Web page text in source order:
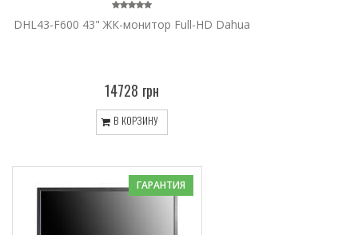
DHL43-F600 43" ЖК-монитор Full-HD Dahua
14728 грн
В КОРЗИНУ
ГАРАНТИЯ